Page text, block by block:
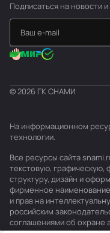
Подписаться на новости и
© 2026 ГК СНАМИ
На информационном
технологии.
Все ресурсы сайта
текстовую,
структуру, дизайн и
фирменное наименование
и прав на
российским
соглашениями об охране